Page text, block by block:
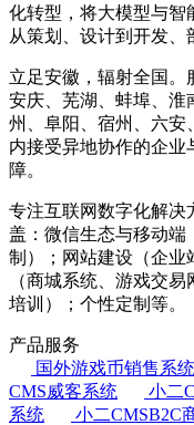
化转型，将大模型与智
从策划、设计到开发、
立足安徽，辐射全国
安庆、芜湖、蚌埠、淮
州、阜阳、宿州、六安
内接受异地协作的企业
障。
专注互联网数字化解决
盖：微信生态与移动端
制）；网站建设（企业
（商城系统、游戏交
培训）；个性定制等。
产品服务
国外游戏币销售系统
CMS威客系统
小二
系统
小二CMSB2C